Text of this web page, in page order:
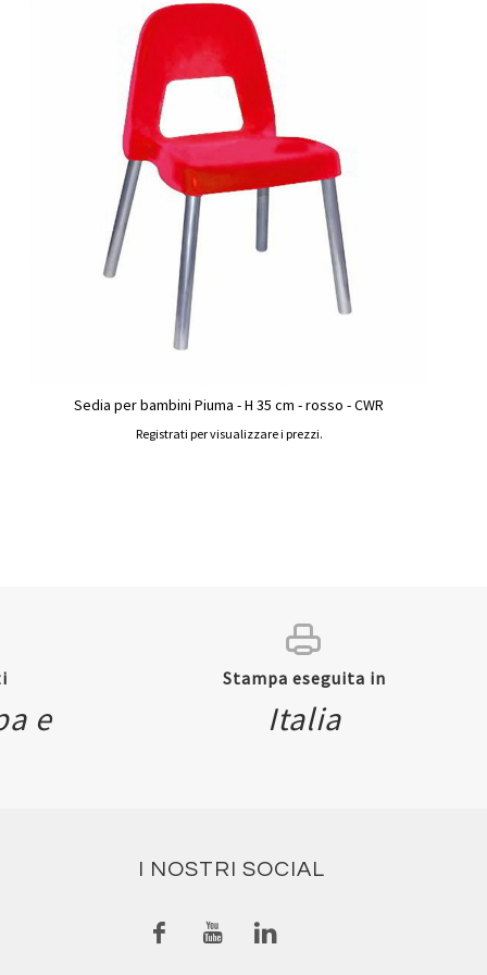
Sedia per bambini Piuma - H 35 cm - rosso - CWR
Registrati per visualizzare i prezzi.
e
Stampa eseguita in
Italia
I NOSTRI SOCIAL